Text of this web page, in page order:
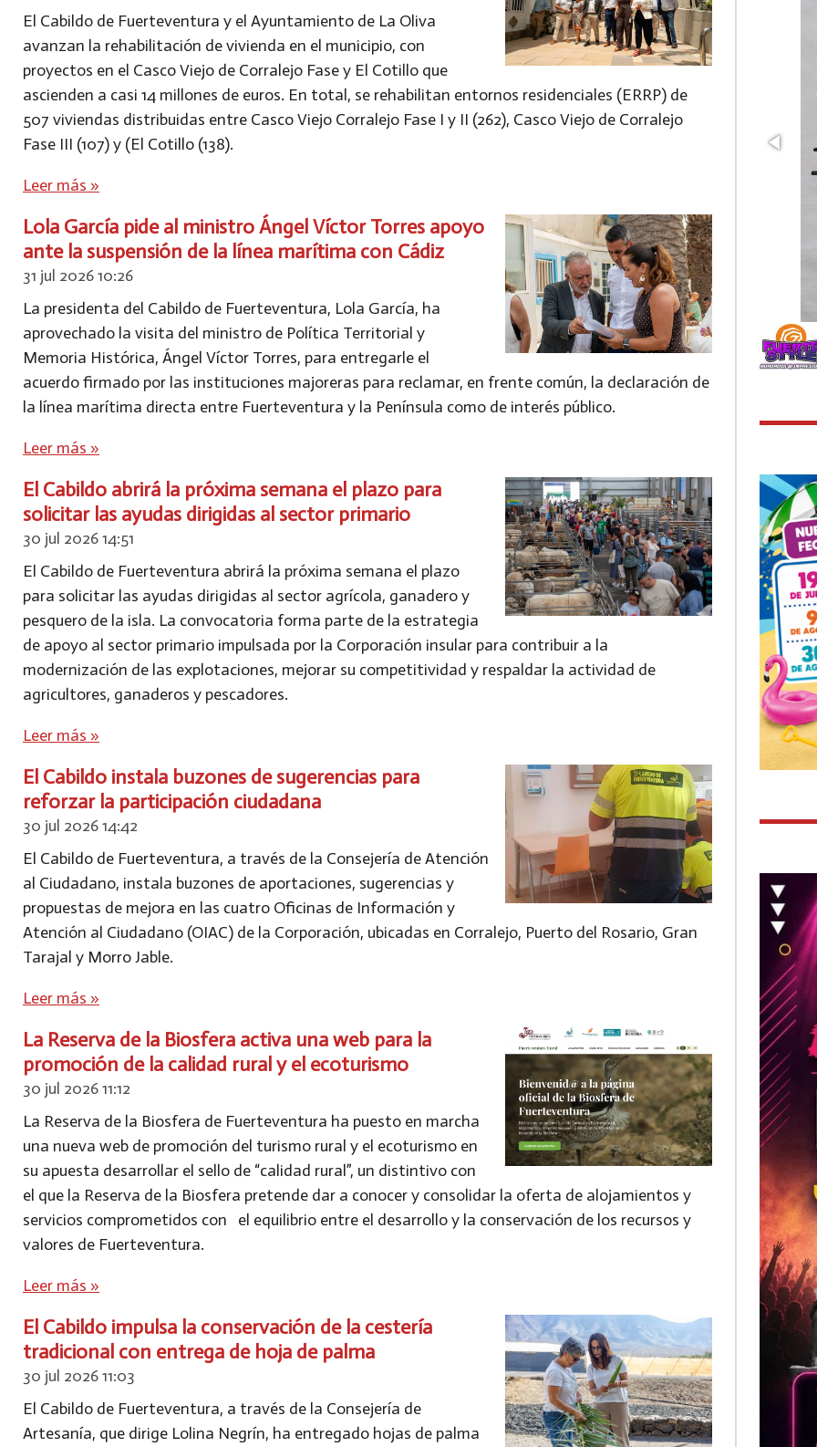
El Cabildo de Fuerteventura y el Ayuntamiento de La Oliva
avanzan la rehabilitación de vivienda en el municipio, con
proyectos en el Casco Viejo de Corralejo Fase y El Cotillo que
ascienden a casi 14 millones de euros. En total, se rehabilitan entornos residenciales (ERRP) de
507 viviendas distribuidas entre Casco Viejo Corralejo Fase I y II (262), Casco Viejo de Corralejo
Fase III (107) y (El Cotillo (138).
Leer más »
Lola García pide al ministro Ángel Víctor Torres apoyo
ante la suspensión de la línea marítima con Cádiz
31 jul 202610:26
La presidenta del Cabildo de Fuerteventura, Lola García, ha
aprovechado la visita del ministro de Política Territorial y
Memoria Histórica, Ángel Víctor Torres, para entregarle el
acuerdo firmado por las instituciones majoreras para reclamar, en frente común, la declaración de
la línea marítima directa entre Fuerteventura y la Península como de interés público.
Leer más »
El Cabildo abrirá la próxima semana el plazo para
solicitar las ayudas dirigidas al sector primario
30 jul 202614:51
El Cabildo de Fuerteventura abrirá la próxima semana el plazo
para solicitar las ayudas dirigidas al sector agrícola, ganadero y
pesquero de la isla. La convocatoria forma parte de la estrategia
de apoyo al sector primario impulsada por la Corporación insular para contribuir a la
modernización de las explotaciones, mejorar su competitividad y respaldar la actividad de
agricultores, ganaderos y pescadores.
Leer más »
El Cabildo instala buzones de sugerencias para
reforzar la participación ciudadana
30 jul 202614:42
El Cabildo de Fuerteventura, a través de la Consejería de Atención
al Ciudadano, instala buzones de aportaciones, sugerencias y
propuestas de mejora en las cuatro Oficinas de Información y
Atención al Ciudadano (OIAC) de la Corporación, ubicadas en Corralejo, Puerto del Rosario, Gran
Tarajal y Morro Jable.
Leer más »
La Reserva de la Biosfera activa una web para la
promoción de la calidad rural y el ecoturismo
30 jul 202611:12
La Reserva de la Biosfera de Fuerteventura ha puesto en marcha
una nueva web de promoción del turismo rural y el ecoturismo en
su apuesta desarrollar el sello de “calidad rural”, un distintivo con
el que la Reserva de la Biosfera pretende dar a conocer y consolidar la oferta de alojamientos y
servicios comprometidos con el equilibrio entre el desarrollo y la conservación de los recursos y
valores de Fuerteventura.
Leer más »
El Cabildo impulsa la conservación de la cestería
tradicional con entrega de hoja de palma
30 jul 202611:03
El Cabildo de Fuerteventura, a través de la Consejería de
Artesanía, que dirige Lolina Negrín, ha entregado hojas de palma